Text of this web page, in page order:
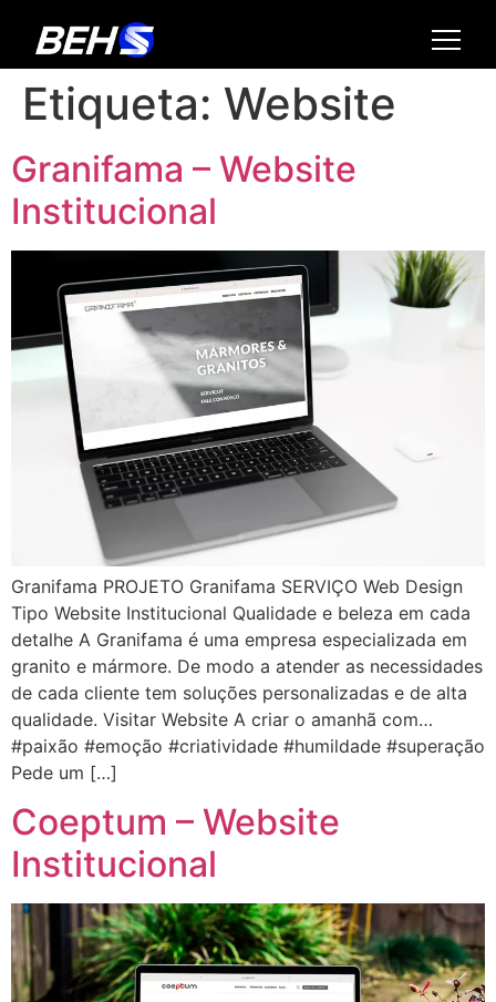
Etiqueta: Website
Granifama – Website
Institucional
Granifama PROJETO Granifama SERVIÇO Web Design
Tipo Website Institucional Qualidade e beleza em cada
detalhe A Granifama é uma empresa especializada em
granito e mármore. De modo a atender as necessidades
de cada cliente tem soluções personalizadas e de alta
qualidade. Visitar Website A criar o amanhã com…
#paixão #emoção #criatividade #humildade #superação
Pede um […]
Coeptum – Website
Institucional